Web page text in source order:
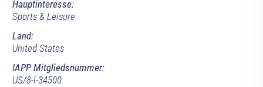
Hauptinteresse:
Sports & Leisure
Land:
United States
IAPP Mitgliedsnummer:
US/8-l-34500